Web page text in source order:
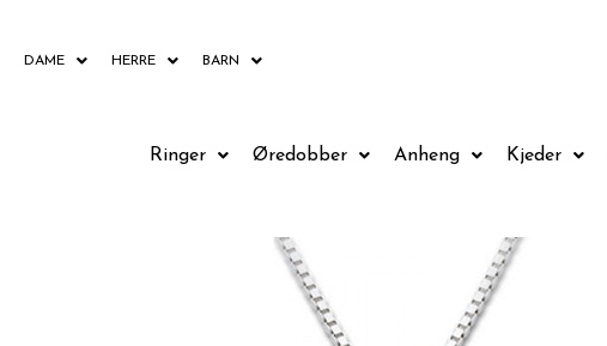
DAME HERRE BARN
Ringer Øredobber Anheng Kjeder